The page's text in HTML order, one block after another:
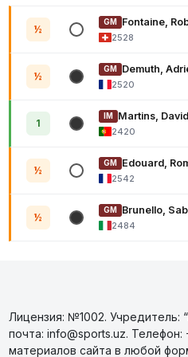
½
GM Fontaine,
2528
½
GM Demuth,
2520
1
IM Martins,
2420
½
GM Edouard,
2542
½
GM Brunello,
2484
Лицензия: №1002. Учредитель:
почта: info@sports.uz.
материалов сайта в любой